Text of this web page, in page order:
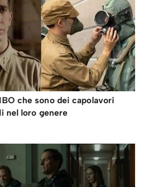
che sono dei capolavori
nel loro genere